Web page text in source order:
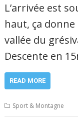
L’arrivée est
haut, ça donne
vallée du
Descente en
READ MORE
Sport & Montagne